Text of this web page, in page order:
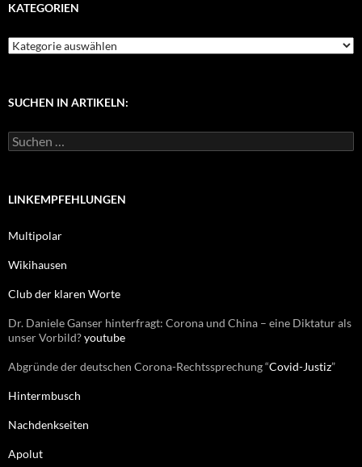
KATEGORIEN
K
g
r
SUCHEN IN ARTIKELN:
S
u
e
a
h
LINKEMPFEHLUNGEN
Multipolar
Wikihausen
Club der klaren Worte
Dr. Daniele Ganser hinterfragt: Corona und China – eine Diktatur als
unser Vorbild?youtube
Abgründe der deutschen Corona-Rechtssprechung “Covid-Justiz”
Hintermbusch
Nachdenkseiten
Apolut